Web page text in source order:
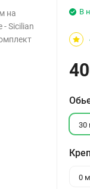
на
- Sicilian
В
30
0